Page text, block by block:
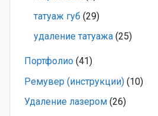
татуаж губ (29)
удаление татуажа (25)
Портфолио (41)
Ремувер (инструкции) (10)
Удаление лазером (26)